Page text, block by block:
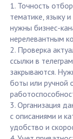
1. Точность
тематике, языку
нужны бизнес-
нерелевантным
2. Проверка
ссылки в
закрываются.
боты или ручной
3. Организация
с описаниями и
удобство и